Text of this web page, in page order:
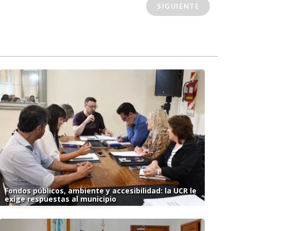
SIGUIENTE
Fondos públicos, ambiente y accesibilidad: la UCR le
exige respuestas al municipio